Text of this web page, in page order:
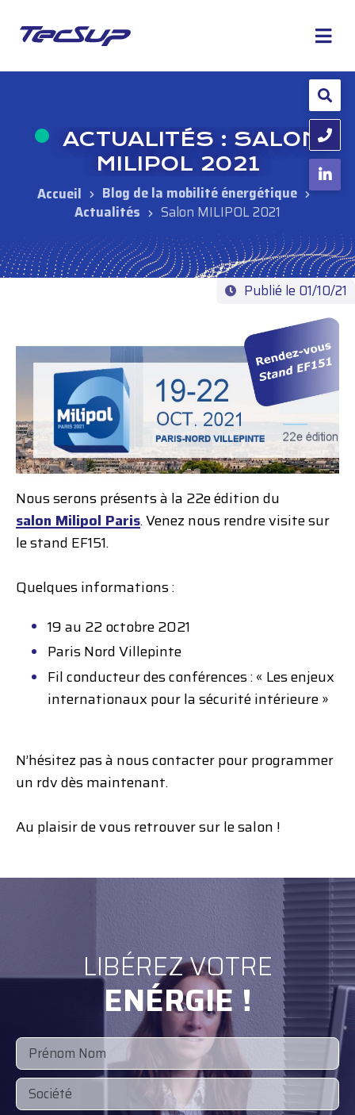
ACTUALITÉS : SALON
MILIPOL 2021
Blog de la mobilité énergétique
Actualités
Salon MILIPOL 2021
Publié le 01/10/21
Nous serons présents à la 22e édition du
salon Milipol Paris. Venez nous rendre visite sur
le stand EF151.
Quelques informations :
19 au 22 octobre 2021
Paris Nord Villepinte
Fil conducteur des conférences : « Les enjeux
internationaux pour la sécurité intérieure »
N’hésitez pas à nous contacter pour programmer
un rdv dès maintenant.
Au plaisir de vous retrouver sur le salon !
LIBÉREZ VOTRE
ENÉRGIE !